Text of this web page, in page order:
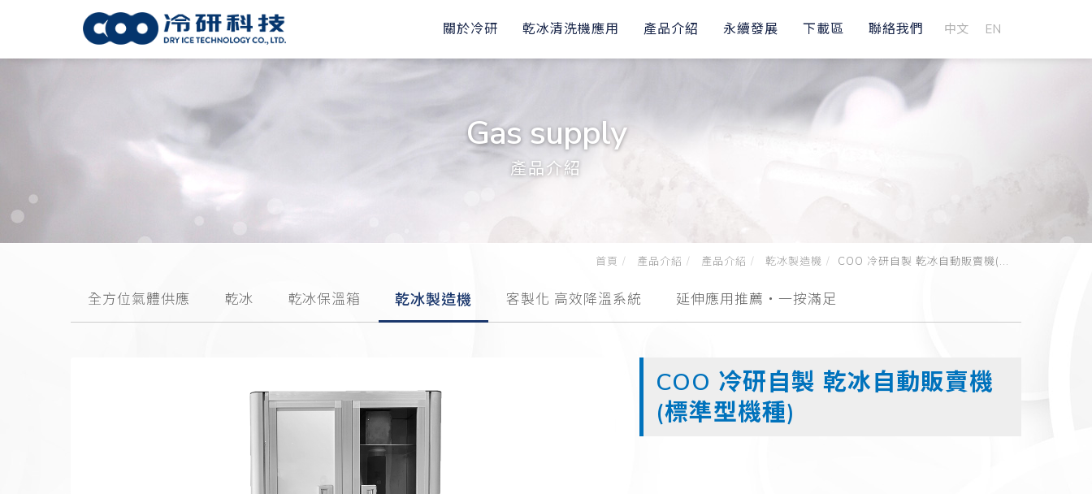
關於冷研 乾冰清洗機應用 產品介紹 永續發展 下載區 聯絡我們 中文 EN
Gas supply
產品介紹
首頁 產品介紹 產品介紹 乾冰製造機 COO 冷研自製 乾冰自動販賣機(...
全方位氣體供應 乾冰 乾冰保溫箱 乾冰製造機 客製化 高效降溫系統 延伸應用推薦・一按滿足
COO 冷研自製 乾冰自動販賣機
(標準型機種)